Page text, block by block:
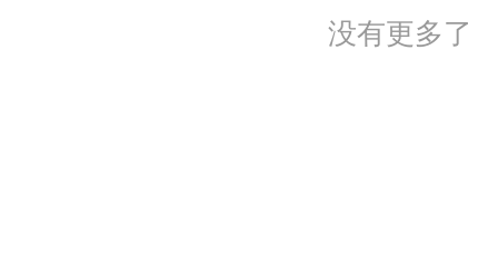
没有更多了